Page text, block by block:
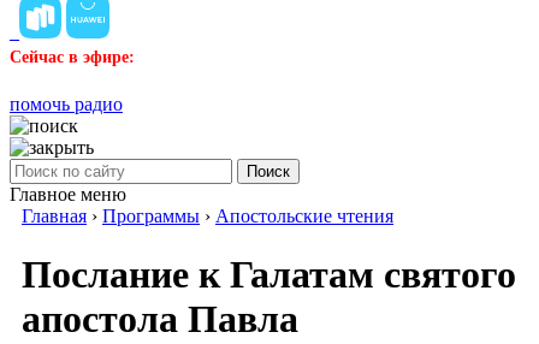
Сейчас в эфире:
помочь радио
Поиск
Главное меню
Главная › Программы › Апостольские чтения
Послание к Галатам святого
апостола Павла